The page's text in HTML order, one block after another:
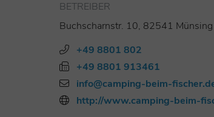
BETREIBER
Buchscharnstr. 10, 82541 Münsing
+49 8801 802
+49 8801 913461
info@camping-beim-
http://www.camping-beim-